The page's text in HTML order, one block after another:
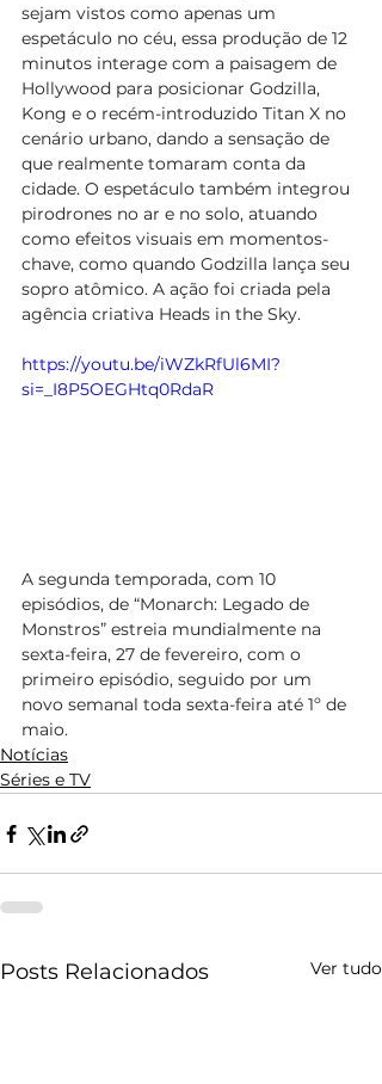
sejam vistos como apenas um
espetáculo no céu, essa produção de 12
minutos interage com a paisagem de
Hollywood para posicionar Godzilla,
Kong e o recém-introduzido Titan X no
cenário urbano, dando a sensação de
que realmente tomaram conta da
cidade. O espetáculo também integrou
pirodrones no ar e no solo, atuando
como efeitos visuais em momentos-
chave, como quando Godzilla lança seu
sopro atômico. A ação foi criada pela
agência criativa Heads in the Sky.
https://youtu.be/iWZkRfUl6MI?
si=_I8P5OEGHtq0RdaR
A segunda temporada, com 10
episódios, de “Monarch: Legado de
Monstros” estreia mundialmente na
sexta-feira, 27 de fevereiro, com o
primeiro episódio, seguido por um
novo semanal toda sexta-feira até 1º de
maio.
Notícias
Séries e TV
Posts Relacionados Ver tudo